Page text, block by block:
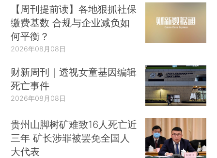
【周刊提前读】各地狠抓社保
缴费基数 合规与企业减负如
何平衡？
2026年08月08日
财新周刊｜透视女童基因编辑
死亡事件
2026年08月08日
贵州山脚树矿难致16人死亡近
三年 矿长涉罪被罢免全国人
大代表